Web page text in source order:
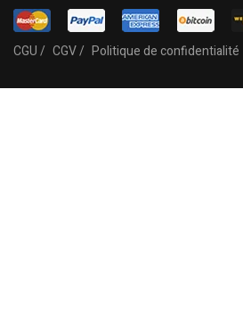
CGU / CGV / Politique de confidentialité